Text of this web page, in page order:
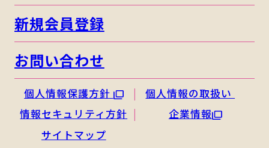
新規会員登録
お問い合わせ
個人情報保護方針
個人情報の取扱い
情報セキュリティ方針
企業情報
サイトマップ